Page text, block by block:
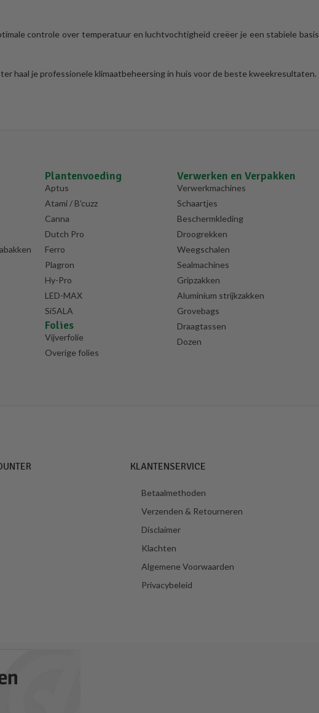
controle over temperatuur en luchtvochtigheid creëer je een stabiele basis
haal je professionele klimaatbeheersing in huis voor de beste kweekresultaten.
Plantenvoeding
Aptus
Atami / B’cuzz
Canna
Dutch Pro
Ferro
Plagron
Hy-Pro
LED-MAX
Si5ALA
Folies
Vijverfolie
Overige folies
Verwerken en Verpakken
Verwerkmachines
Schaartjes
Beschermkleding
Droogrekken
Weegschalen
Sealmachines
Gripzakken
Aluminium strijkzakken
Grovebags
Draagtassen
Dozen
KLANTENSERVICE
Betaalmethoden
Verzenden & Retourneren
Disclaimer
Klachten
Algemene Voorwaarden
Privacybeleid